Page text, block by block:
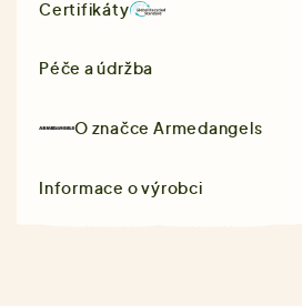
Certifikáty
Péče a údržba
O značceArmedangels
Informace o výrobci